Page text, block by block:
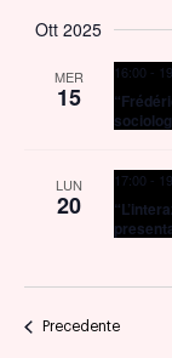
Ott 2025
MER
15
16:00 -
LUN
20
17:00 -
PrecedenteEventi